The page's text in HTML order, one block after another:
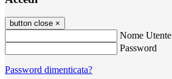
button close ×
Nome Utente
Password
Password dimenticata?